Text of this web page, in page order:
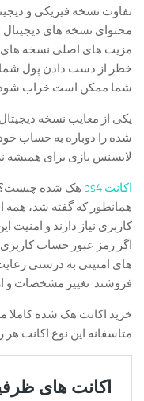
تفاوت نسخه فیزیکی و
محتوای نسخه های دیجیتال
مزیت های اصلی نسخه های
خطر از دست دادن پول شما
شما ممکن است خراب شود.
یکی از معایب نسخه
شده را دوباره به حساب
لایسنس بازی برای همیشه
اکانت ps4
هک شده
همانطور که گفته شد، همه
کاربری نیاز دارند و
اگر رمز عبور حساب
های امنیتی به درستی
فروشند. تغییر مشخصات و
خرید اکانت هک شده کاملا
متاسفانه این نوع اکانت